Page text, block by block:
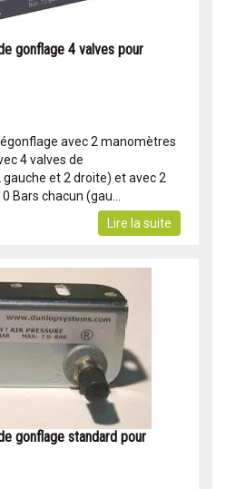
gonflage 4 valves pour
avec 2 manomètres
4 valves de
et 2 droite) et avec 2
Bars chacun (gau...
Lire la suite
gonflage standard pour